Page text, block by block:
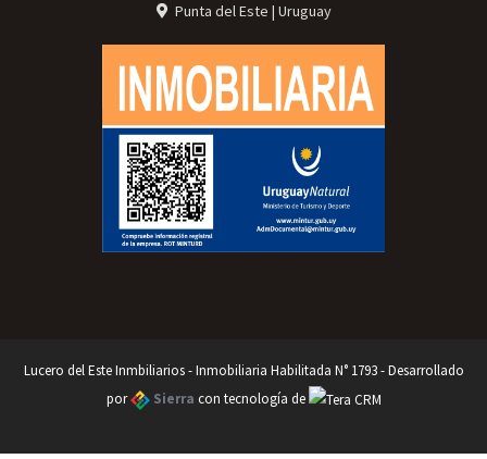
Punta del Este | Uruguay
Lucero del Este Inmbiliarios - Inmobiliaria Habilitada N° 1793 - Desarrollado
por
Sierra con tecnología de